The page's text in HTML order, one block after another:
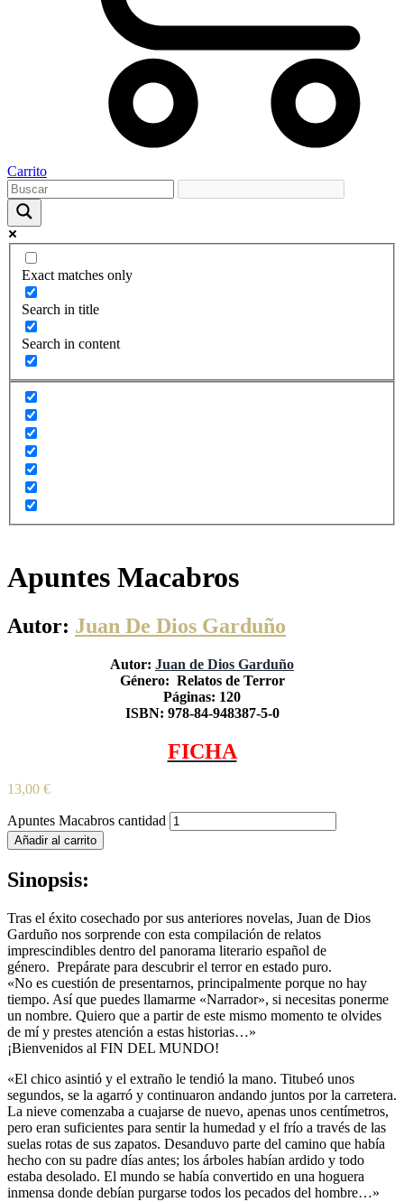
Carrito
Exact matches only
Search in title
Search in content
Apuntes Macabros
Autor: Juan De Dios Garduño
Autor: Juan de Dios Garduño
Género: Relatos de Terror
Páginas: 120
ISBN: 978-84-948387-5-0
FICHA
13,00 €
Apuntes Macabros cantidad
Añadir al carrito
Sinopsis:
Tras el éxito cosechado por sus anteriores novelas, Juan de Dios
Garduño nos sorprende con esta compilación de relatos
imprescindibles dentro del panorama literario español de
género. Prepárate para descubrir el terror en estado puro.
«No es cuestión de presentarnos, principalmente porque no hay
tiempo. Así que puedes llamarme «Narrador», si necesitas ponerme
un nombre. Quiero que a partir de este mismo momento te olvides
de mí y prestes atención a estas historias…»
¡Bienvenidos al FIN DEL MUNDO!
«El chico asintió y el extraño le tendió la mano. Titubeó unos
segundos, se la agarró y continuaron andando juntos por la carretera.
La nieve comenzaba a cuajarse de nuevo, apenas unos centímetros,
pero eran suficientes para sentir la humedad y el frío a través de las
suelas rotas de sus zapatos. Desanduvo parte del camino que había
hecho con su padre días antes; los árboles habían ardido y todo
estaba desolado. El mundo se había convertido en una hoguera
inmensa donde debían purgarse todos los pecados del hombre…»